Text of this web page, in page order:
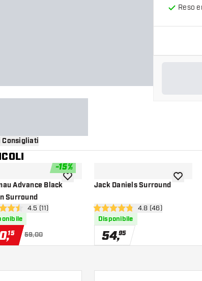
Reso
Consigliati
dei desideri
-15%
Advance Black
Surround
apri pannello recensioni
di valutazione
4.5 (11)
,15 59,00
aggiungi alla lista dei desideri
Jack Daniels Surround
apri pannello
4.8 stelle di valutazione
4.8 (46)
Disponibile
54,95